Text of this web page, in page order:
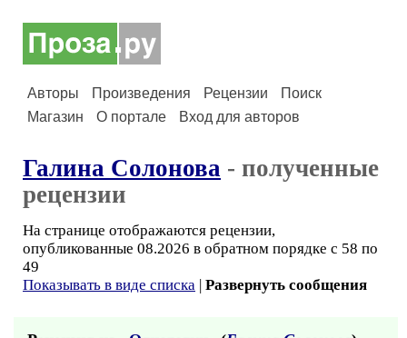
Авторы Произведения Рецензии
Поиск
Магазин
О портале Вход для авторов
Галина Солонова - полученные
рецензии
На странице отображаются рецензии,
опубликованные 08.2026 в обратном порядке с 58 по
49
Показывать в виде списка | Развернуть сообщения